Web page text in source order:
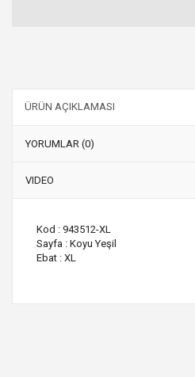
ÜRÜN AÇIKLAMASI
YORUMLAR (0)
VIDEO
Kod : 943512-XL
Sayfa : Koyu Yeşil
Ebat : XL